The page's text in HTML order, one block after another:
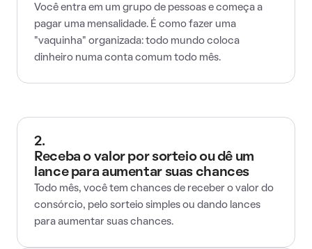
Você entra em um grupo de pessoas e começa a
pagar uma mensalidade. É como fazer uma
"vaquinha" organizada: todo mundo coloca
dinheiro numa conta comum todo mês.
2.
Receba o valor por sorteio ou dê um
lance para aumentar suas chances
Todo mês, você tem chances de receber o valor do
consórcio, pelo sorteio simples ou dando lances
para aumentar suas chances.